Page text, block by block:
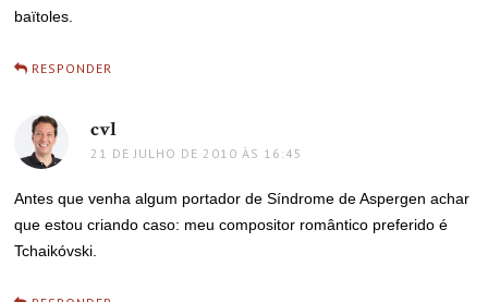
baïtoles.
RESPONDER
cvl
21 DE JULHO DE 2010 ÀS 16:45
Antes que venha algum portador de Síndrome de Aspergen achar
que estou criando caso: meu compositor romântico preferido é
Tchaikóvski.